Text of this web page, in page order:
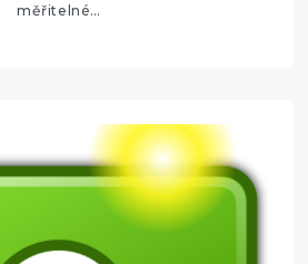
měřitelné…